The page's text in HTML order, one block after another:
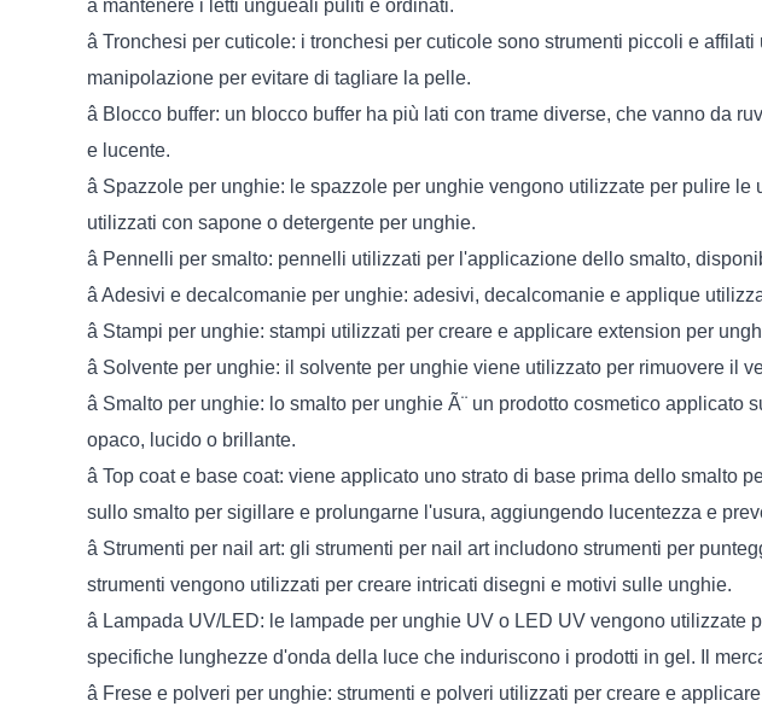
a mantenere i letti ungueali puliti e ordinati.
â Tronchesi per cuticole: i tronchesi per cuticole sono strumenti piccoli e
manipolazione per evitare di tagliare la pelle.
â Blocco buffer: un blocco buffer ha più lati con trame diverse, che vanno da
e lucente.
â Spazzole per unghie: le spazzole per unghie vengono utilizzate per pulire
utilizzati con sapone o detergente per unghie.
â Pennelli per smalto: pennelli utilizzati per l'applicazione dello smalto,
â Adesivi e decalcomanie per unghie: adesivi, decalcomanie e applique
â Stampi per unghie: stampi utilizzati per creare e applicare extension per
â Solvente per unghie: il solvente per unghie viene utilizzato per rimuovere il
â Smalto per unghie: lo smalto per unghie Ã¨ un prodotto cosmetico
opaco, lucido o brillante.
â Top coat e base coat: viene applicato uno strato di base prima dello smalto
sullo smalto per sigillare e prolungarne l'usura, aggiungendo lucentezza e
â Strumenti per nail art: gli strumenti per nail art includono strumenti per
strumenti vengono utilizzati per creare intricati disegni e motivi sulle unghie.
â Lampada UV/LED: le lampade per unghie UV o LED UV vengono
specifiche lunghezze d'onda della luce che induriscono i prodotti in gel. Il
â Frese e polveri per unghie: strumenti e polveri utilizzati per creare e